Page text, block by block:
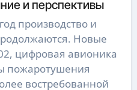
и перспективы
производство и
Новые
цифровая авионика
пожаротушения
востребованной